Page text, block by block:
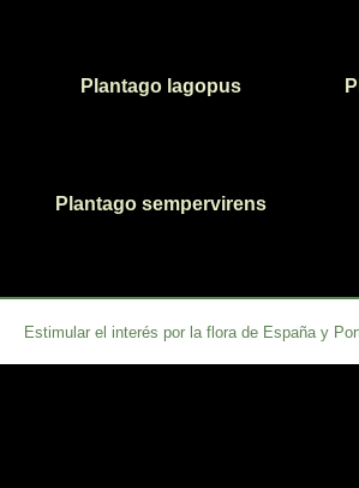
Plantago lagopus
Plantago sempervirens
Estimular el interés por la flora de España y